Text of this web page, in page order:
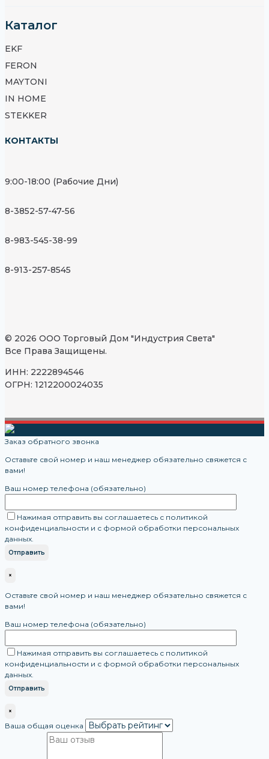
Каталог
EKF
FERON
MAYTONI
IN HOME
STEKKER
КОНТАКТЫ
9:00-18:00 (Рабочие Дни)
8-3852-57-47-56
8-983-545-38-99
8-913-257-8545
© 2026 ООО Торговый Дом "Индустрия Света"
Все Права Защищены.
ИНН: 2222894546
ОГРН: 1212200024035
Заказ обратного звонка
Оставьте свой номер и наш менеджер обязательно свяжется с
вами!
Ваш номер телефона (обязательно)
Нажимая отправить вы соглашаетесь с политикой
конфиденциальности и с формой обработки персональных
данных.
×
Оставьте свой номер и наш менеджер обязательно свяжется с
вами!
Ваш номер телефона (обязательно)
Нажимая отправить вы соглашаетесь с политикой
конфиденциальности и с формой обработки персональных
данных.
×
Ваша общая оценка